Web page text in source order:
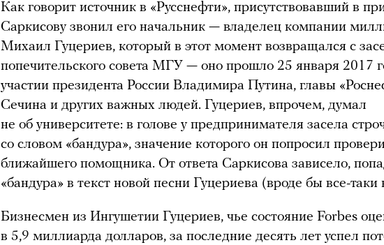
Как говорит источник в «Русснефти», присутствовавший в
Саркисову звонил его начальник — владелец компании
Михаил Гуцериев, который в этот момент возвращался с
попечительского совета МГУ — оно прошло 25 января 2017
участии президента России Владимира Путина, главы
Сечина и других важных людей. Гуцериев, впрочем, думал
не об университете: в голове у предпринимателя засела
со словом «бандура», значение которого он попросил
ближайшего помощника. От ответа Саркисова зависело,
«бандура» в текст новой песни Гуцериева (вроде бы все-таки
Бизнесмен из Ингушетии Гуцериев, чье состояние Forbes
в 5,9 миллиарда долларов, за последние десять лет успел